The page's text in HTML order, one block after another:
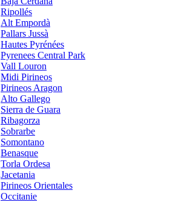
Ripollés
Alt Empordà
Pallars Jussà
Hautes Pyrénées
Pyrenees Central Park
Vall Louron
Midi Pirineos
Pirineos Aragon
Alto Gallego
Sierra de Guara
Ribagorza
Sobrarbe
Somontano
Benasque
Torla Ordesa
Jacetania
Pirineos Orientales
Occitanie